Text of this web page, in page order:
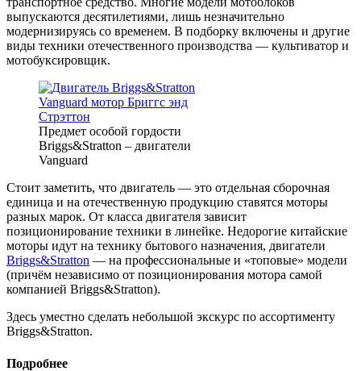
выпускаются десятилетиями, лишь незначительно
модернизируясь со временем. В подборку включены и другие
виды техники отечественного производства — культиватор и
мотобуксировщик.
Предмет особой гордости
Briggs&Stratton – двигатели
Vanguard
Стоит заметить, что двигатель — это отдельная сборочная
единица и на отечественную продукцию ставятся моторы
разных марок. От класса двигателя зависит
позиционирование техники в линейке. Недорогие китайские
моторы идут на технику бытового назначения, двигатели
Briggs&Stratton — на профессиональные и «топовые» модели
(причём независимо от позиционирования мотора самой
компанией Briggs&Stratton).
Здесь уместно сделать небольшой экскурс по ассортименту
Briggs&Stratton.
Подробнее